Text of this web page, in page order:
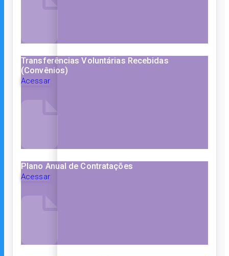
Transferências Voluntárias Recebidas
(Convênios)
Acessar
Plano Anual de Contratações
Acessar